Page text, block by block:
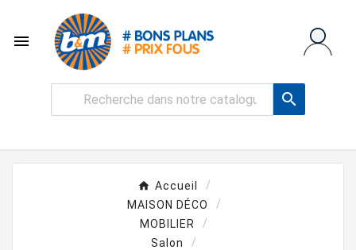


Accueil
MAISON DÉCO
MOBILIER
Salon